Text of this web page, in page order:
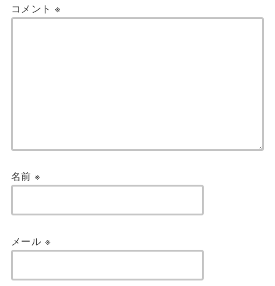
コメント ※
名前※
メール ※